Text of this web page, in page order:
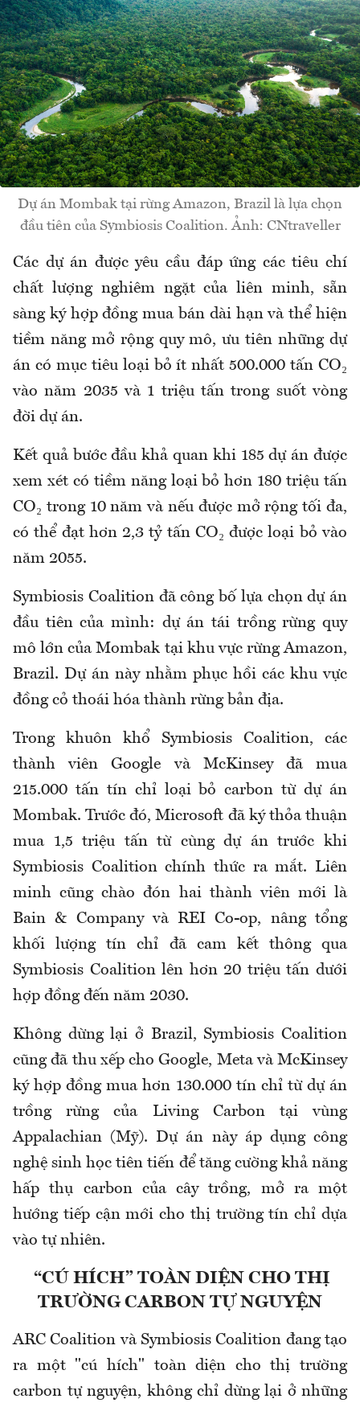
Dự án Mombak tại rừng Amazon, Brazil là lựa chọn
đầu tiên của Symbiosis Coalition. Ảnh: CNtraveller
Các dự án được yêu cầu đáp ứng các tiêu chí
chất lượng nghiêm ngặt của liên minh, sẵn
sàng ký hợp đồng mua bán dài hạn và thể hiện
tiềm năng mở rộng quy mô, ưu tiên những dự
án có mục tiêu loại bỏ ít nhất 500.000 tấn CO₂
vào năm 2035 và 1 triệu tấn trong suốt vòng
đời dự án.
Kết quả bước đầu khả quan khi 185 dự án được
xem xét có tiềm năng loại bỏ hơn 180 triệu tấn
CO₂ trong 10 năm và nếu được mở rộng tối đa,
có thể đạt hơn 2,3 tỷ tấn CO₂ được loại bỏ vào
năm 2055.
Symbiosis Coalition đã công bố lựa chọn dự án
đầu tiên của mình: dự án tái trồng rừng quy
mô lớn của Mombak tại khu vực rừng Amazon,
Brazil. Dự án này nhằm phục hồi các khu vực
đồng cỏ thoái hóa thành rừng bản địa.
Trong khuôn khổ Symbiosis Coalition, các
thành viên Google và McKinsey đã mua
215.000 tấn tín chỉ loại bỏ carbon từ dự án
Mombak. Trước đó, Microsoft đã ký thỏa thuận
mua 1,5 triệu tấn từ cùng dự án trước khi
Symbiosis Coalition chính thức ra mắt. Liên
minh cũng chào đón hai thành viên mới là
Bain & Company và REI Co-op, nâng tổng
khối lượng tín chỉ đã cam kết thông qua
Symbiosis Coalition lên hơn 20 triệu tấn dưới
hợp đồng đến năm 2030.
Không dừng lại ở Brazil, Symbiosis Coalition
cũng đã thu xếp cho Google, Meta và McKinsey
ký hợp đồng mua hơn 130.000 tín chỉ từ dự án
trồng rừng của Living Carbon tại vùng
Appalachian (Mỹ). Dự án này áp dụng công
nghệ sinh học tiên tiến để tăng cường khả năng
hấp thụ carbon của cây trồng, mở ra một
hướng tiếp cận mới cho thị trường tín chỉ dựa
vào tự nhiên.
“CÚ HÍCH” TOÀN DIỆN CHO THỊ
TRƯỜNG CARBON TỰ NGUYỆN
ARC Coalition và Symbiosis Coalition đang tạo
ra một "cú hích" toàn diện cho thị trường
carbon tự nguyện, không chỉ dừng lại ở những